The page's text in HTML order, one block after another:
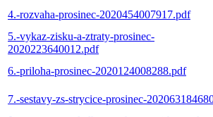
4.-rozvaha-prosinec-2020454007917.pdf
5.-vykaz-zisku-a-ztraty-prosinec-
2020223640012.pdf
6.-priloha-prosinec-2020124008288.pdf
7.-sestavy-zs-strycice-prosinec-